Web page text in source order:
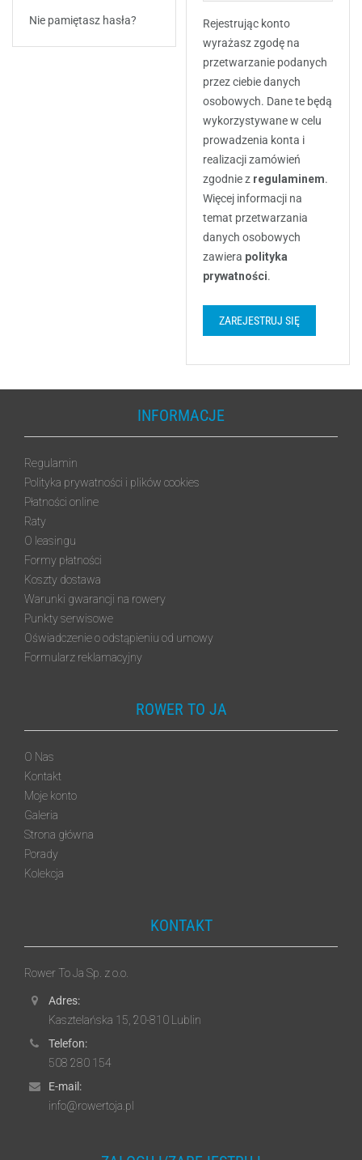
Nie pamiętasz hasła?
Rejestrując konto
wyrażasz zgodę na
przetwarzanie podanych
przez ciebie danych
osobowych. Dane te będą
wykorzystywane w celu
prowadzenia konta i
realizacji zamówień
zgodnie z regulaminem.
Więcej informacji na
temat przetwarzania
danych osobowych
zawiera polityka
prywatności.
ZAREJESTRUJ SIĘ
INFORMACJE
Regulamin
Polityka prywatności i plików cookies
Płatności online
Raty
O leasingu
Formy płatności
Koszty dostawa
Warunki gwarancji na rowery
Punkty serwisowe
Oświadczenie o odstąpieniu od umowy
Formularz reklamacyjny
ROWER TO JA
O Nas
Kontakt
Moje konto
Galeria
Strona główna
Porady
Kolekcja
KONTAKT
Rower To Ja Sp. z o.o.
Adres:
Kasztelańska 15, 20-810 Lublin
Telefon:
508 280 154
E-mail:
info@rowertoja.pl